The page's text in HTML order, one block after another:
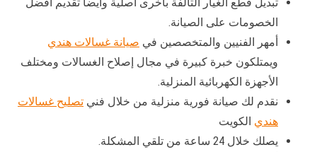
الخصومات على الصيانة.
أمهر الفنيين والمتخصصين في صيانة غسالات هندي
ويمتلكون خبرة كبيرة في مجال إصلاح الغسالات ومختلف
الأجهزة الكهربائية المنزلية.
نقدم لك صيانة فورية منزلية من خلال فني تصليح غسالات
هندي الكويت
يصلك خلال 24 ساعة من تلقي المشكلة.